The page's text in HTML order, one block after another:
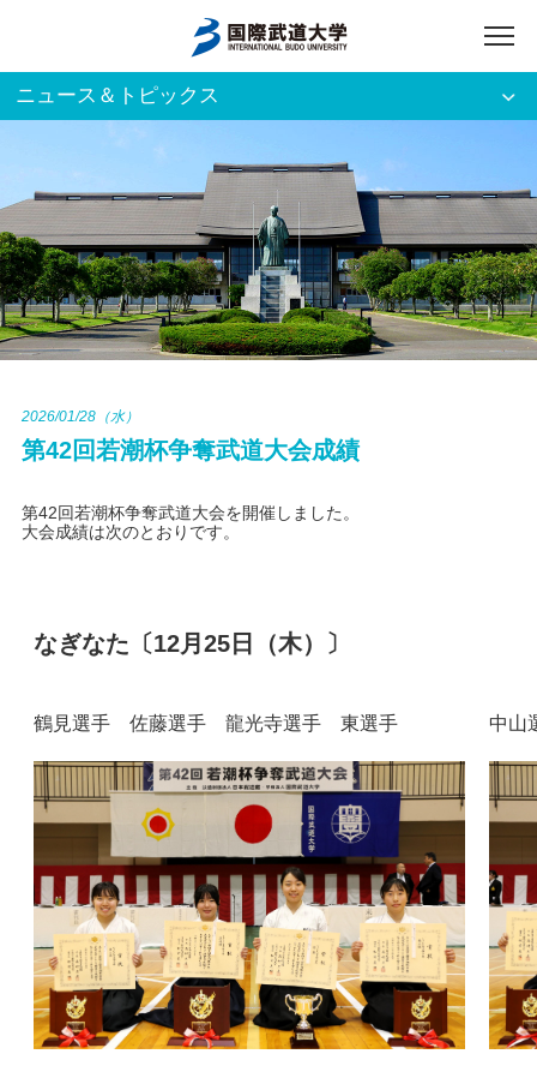
アクセス 入試資料請求
ご利用者別
ホーム
大学案内
資格・就職
学友会クラブ活動
ニュース＆トピックス
2026/01/28（水）
第42回若潮杯争奪武道大会成績
第42回若潮杯争奪武道大会を開催しました。
大会成績は次のとおりです。
なぎなた〔12月25日（木）〕
鶴見選手 佐藤選手 龍光寺選手 東選手 中